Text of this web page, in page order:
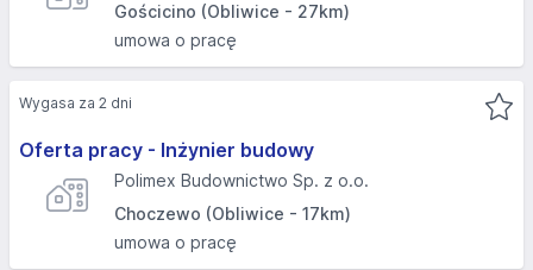
Gościcino (Obliwice - 27km)
umowa o pracę
Oferta pracy - Inżynier budowy
Polimex Budownictwo Sp. z o.o.
Choczewo (Obliwice - 17km)
umowa o pracę
Wygasa za 2 dni